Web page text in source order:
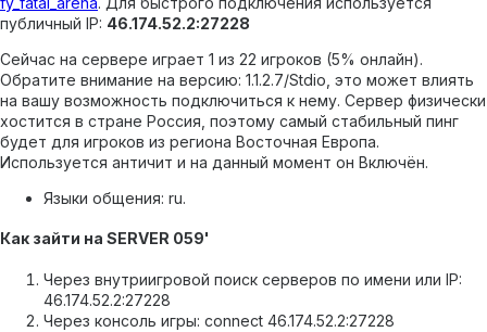
публичный IP: 46.174.52.2:27228
Сейчас на сервере играет 1 из 22 игроков (5% онлайн).
Обратите внимание на версию: 1.1.2.7/Stdio, это может влиять
на вашу возможность подключиться к нему. Сервер физически
хостится в стране Россия, поэтому самый стабильный пинг
будет для игроков из региона Восточная Европа.
Используется античит и на данный момент он Включён.
Языки общения: ru.
Как зайти на SERVER 059'
Через внутриигровой поиск серверов по имени или IP:
46.174.52.2:27228
Через консоль игры: connect 46.174.52.2:27228